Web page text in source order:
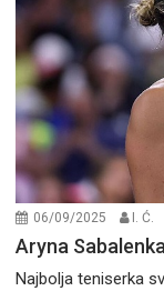
06/09/2025 I. Ć.
Aryna
Najbolja teniserka